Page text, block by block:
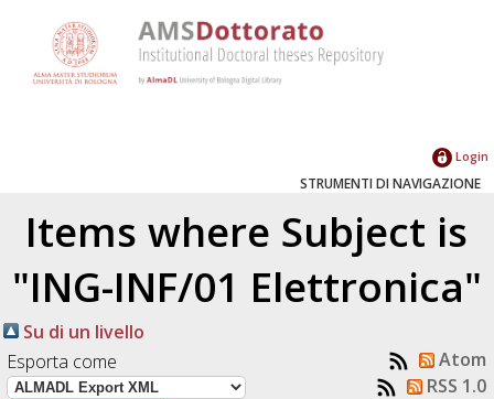
Login
STRUMENTI DI NAVIGAZIONE
Items where Subject is
"ING-INF/01 Elettronica"
Su di un livello
Esporta come
Atom
RSS 1.0